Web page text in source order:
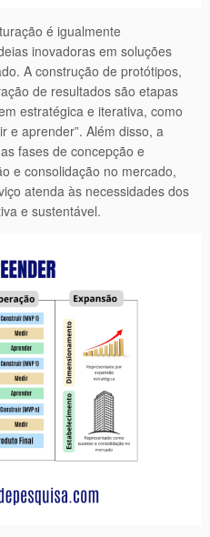
é igualmente
inovadoras em soluções
A construção de protótipos,
de resultados são etapas
estratégica e iterativa, como
e aprender”. Além disso, a
fases de concepção e
e consolidação no mercado,
atenda às necessidades dos
e sustentável.